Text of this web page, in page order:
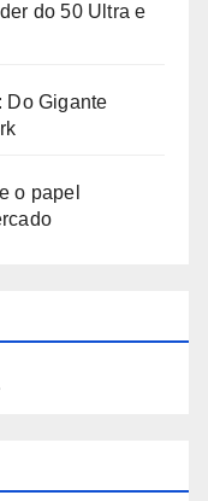
do 50 Ultra e
Do Gigante
o papel